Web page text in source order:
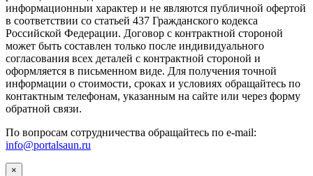
информационныи характер и не являются публичной офертой
в соответствии со статьей 437 Гражданского кодекса
Российской Федерации. Договор с контрактной стороной
может быть составлен только после индивидуального
согласования всех деталей с контрактной стороной и
оформляется в письменном виде. Для получения точной
информации о стоимости, сроках и условиях обращайтесь по
контактным телефонам, указанным на сайте или через форму
обратной связи.
По вопросам сотрудничества обращайтесь по e-mail:
info@portalsaun.ru
×